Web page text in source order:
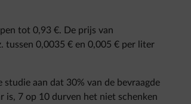
tot 0,93 €. De prijs van
tussen 0,0035 € en 0,005 € per liter
aan dat 30% van de bevraagde
is, 7 op 10 durven het niet schenken